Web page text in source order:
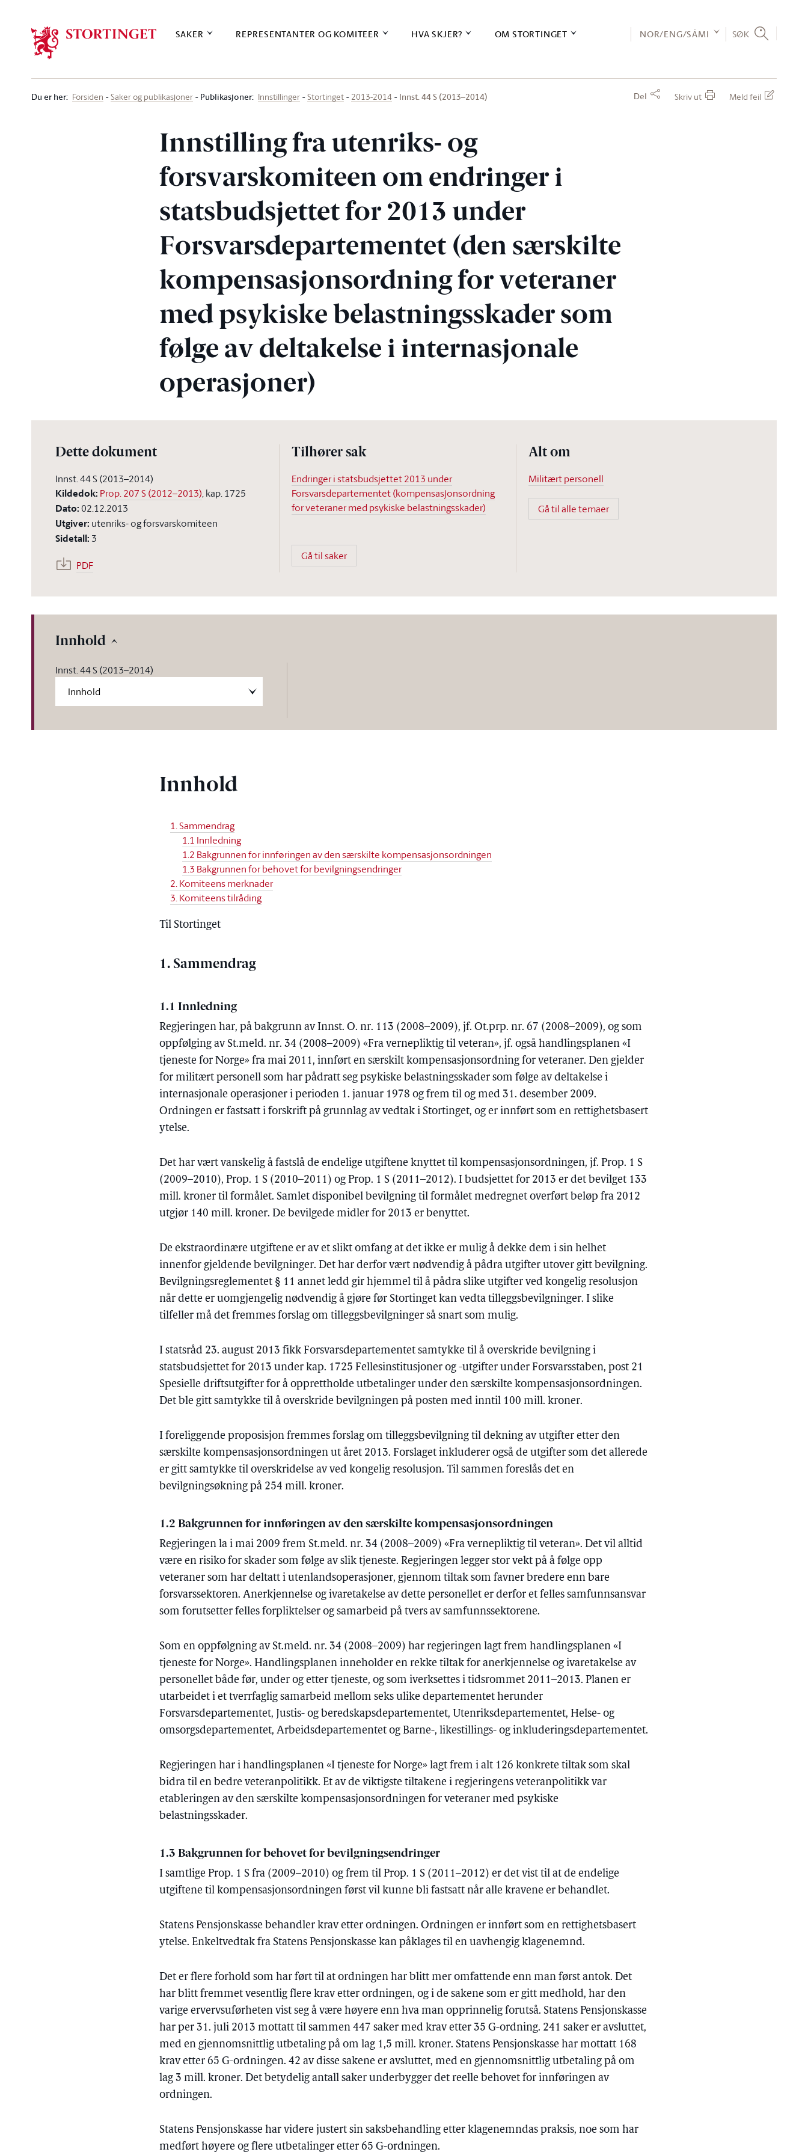
SAKER REPRESENTANTER OG KOMITEER HVA SKJER? OM STORTINGET NOR/ENG/SÁMI SØK
Du er her: Forsiden Saker og publikasjoner Publikasjoner: Innstillinger Stortinget 2013-2014 Innst. 44 S (2013–2014) Del Skriv ut Meld feil
Innstilling fra utenriks- og
forsvarskomiteen om endringer i
statsbudsjettet for 2013 under
Forsvarsdepartementet (den særskilte
kompensasjonsordning for veteraner
med psykiske belastningsskader som
følge av deltakelse i internasjonale
operasjoner)
Dette dokument
Innst. 44 S (2013–2014)
Kildedok: Prop. 207 S (2012–2013), kap. 1725
Dato:02.12.2013
Utgiver: utenriks- og forsvarskomiteen
Sidetall: 3
PDF
Tilhører sak
Endringer i statsbudsjettet 2013 under
Forsvarsdepartementet (kompensasjonsordning
for veteraner med psykiske belastningsskader)
Gå til saker
Alt om
Militært personell
Gå til alle temaer
Innhold
Innst. 44 S (2013–2014)
Innhold
1. Sammendrag
1.1 Innledning
1.2 Bakgrunnen for innføringen av den særskilte kompensasjonsordningen
1.3 Bakgrunnen for behovet for bevilgningsendringer
2. Komiteens merknader
3. Komiteens tilråding
Til Stortinget
1. Sammendrag
1.1 Innledning
Regjeringen har, på bakgrunn av Innst. O. nr. 113 (2008–2009), jf. Ot.prp. nr. 67 (2008–2009), og som
oppfølging av St.meld. nr. 34 (2008–2009) «Fra vernepliktig til veteran», jf. også handlingsplanen «I
tjeneste for Norge» fra mai 2011, innført en særskilt kompensasjonsordning for veteraner. Den gjelder
for militært personell som har pådratt seg psykiske belastningsskader som følge av deltakelse i
internasjonale operasjoner i perioden 1. januar 1978 og frem til og med 31. desember 2009.
Ordningen er fastsatt i forskrift på grunnlag av vedtak i Stortinget, og er innført som en rettighetsbasert
ytelse.
Det har vært vanskelig å fastslå de endelige utgiftene knyttet til kompensasjonsordningen, jf. Prop. 1 S
(2009–2010), Prop. 1 S (2010–2011) og Prop. 1 S (2011–2012). I budsjettet for 2013 er det bevilget 133
mill. kroner til formålet. Samlet disponibel bevilgning til formålet medregnet overført beløp fra 2012
utgjør 140 mill. kroner. De bevilgede midler for 2013 er benyttet.
De ekstraordinære utgiftene er av et slikt omfang at det ikke er mulig å dekke dem i sin helhet
innenfor gjeldende bevilgninger. Det har derfor vært nødvendig å pådra utgifter utover gitt bevilgning.
Bevilgningsreglementet § 11 annet ledd gir hjemmel til å pådra slike utgifter ved kongelig resolusjon
når dette er uomgjengelig nødvendig å gjøre før Stortinget kan vedta tilleggsbevilgninger. I slike
tilfeller må det fremmes forslag om tilleggsbevilgninger så snart som mulig.
I statsråd 23. august 2013 fikk Forsvarsdepartementet samtykke til å overskride bevilgning i
statsbudsjettet for 2013 under kap. 1725 Fellesinstitusjoner og -utgifter under Forsvarsstaben, post 21
Spesielle driftsutgifter for å opprettholde utbetalinger under den særskilte kompensasjonsordningen.
Det ble gitt samtykke til å overskride bevilgningen på posten med inntil 100 mill. kroner.
I foreliggende proposisjon fremmes forslag om tilleggsbevilgning til dekning av utgifter etter den
særskilte kompensasjonsordningen ut året 2013. Forslaget inkluderer også de utgifter som det allerede
er gitt samtykke til overskridelse av ved kongelig resolusjon. Til sammen foreslås det en
bevilgningsøkning på 254 mill. kroner.
1.2 Bakgrunnen for innføringen av den særskilte kompensasjonsordningen
Regjeringen la i mai 2009 frem St.meld. nr. 34 (2008–2009) «Fra vernepliktig til veteran». Det vil alltid
være en risiko for skader som følge av slik tjeneste. Regjeringen legger stor vekt på å følge opp
veteraner som har deltatt i utenlandsoperasjoner, gjennom tiltak som favner bredere enn bare
forsvarssektoren. Anerkjennelse og ivaretakelse av dette personellet er derfor et felles samfunnsansvar
som forutsetter felles forpliktelser og samarbeid på tvers av samfunnssektorene.
Som en oppfølgning av St.meld. nr. 34 (2008–2009) har regjeringen lagt frem handlingsplanen «I
tjeneste for Norge». Handlingsplanen inneholder en rekke tiltak for anerkjennelse og ivaretakelse av
personellet både før, under og etter tjeneste, og som iverksettes i tidsrommet 2011–2013. Planen er
utarbeidet i et tverrfaglig samarbeid mellom seks ulike departementet herunder
Forsvarsdepartementet, Justis- og beredskapsdepartementet, Utenriksdepartementet, Helse- og
omsorgsdepartementet, Arbeidsdepartementet og Barne-, likestillings- og inkluderingsdepartementet.
Regjeringen har i handlingsplanen «I tjeneste for Norge» lagt frem i alt 126 konkrete tiltak som skal
bidra til en bedre veteranpolitikk. Et av de viktigste tiltakene i regjeringens veteranpolitikk var
etableringen av den særskilte kompensasjonsordningen for veteraner med psykiske
belastningsskader.
1.3 Bakgrunnen for behovet for bevilgningsendringer
I samtlige Prop. 1 S fra (2009–2010) og frem til Prop. 1 S (2011–2012) er det vist til at de endelige
utgiftene til kompensasjonsordningen først vil kunne bli fastsatt når alle kravene er behandlet.
Statens Pensjonskasse behandler krav etter ordningen. Ordningen er innført som en rettighetsbasert
ytelse. Enkeltvedtak fra Statens Pensjonskasse kan påklages til en uavhengig klagenemnd.
Det er flere forhold som har ført til at ordningen har blitt mer omfattende enn man først antok. Det
har blitt fremmet vesentlig flere krav etter ordningen, og i de sakene som er gitt medhold, har den
varige ervervsuførheten vist seg å være høyere enn hva man opprinnelig forutså. Statens Pensjonskasse
har per 31. juli 2013 mottatt til sammen 447 saker med krav etter 35 G-ordning. 241 saker er avsluttet,
med en gjennomsnittlig utbetaling på om lag 1,5 mill. kroner. Statens Pensjonskasse har mottatt 168
krav etter 65 G-ordningen. 42 av disse sakene er avsluttet, med en gjennomsnittlig utbetaling på om
lag 3 mill. kroner. Det betydelig antall saker underbygger det reelle behovet for innføringen av
ordningen.
Statens Pensjonskasse har videre justert sin saksbehandling etter klagenemndas praksis, noe som har
medført høyere og flere utbetalinger etter 65 G-ordningen.